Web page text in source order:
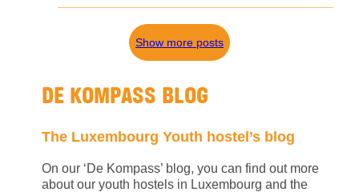
Show more posts
DE KOMPASS BLOG
The Luxembourg Youth hostel’s blog
On our ‘De Kompass’ blog, you can find out more
about our youth hostels in Luxembourg and the